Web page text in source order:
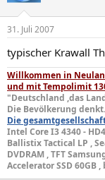
31. Juli 2007
typischer Krawall
Willkommen in
und mit Tempolimit
"Deutschland ,das
Die Bevölkerung
Die
Intel Core I3 4340 -
Ballistix Tactical LP ,
DVDRAM , TFT
Accelerator SSD 60GB